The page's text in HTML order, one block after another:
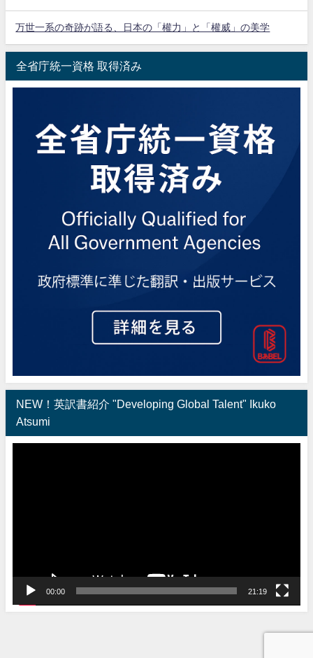
万世一系の奇跡が語る、日本の「權力」と「權威」の美学
全省庁統一資格 取得済み
NEW！英訳書紹介 "Developing Global Talent" Ikuko
Atsumi
00:00 21:19